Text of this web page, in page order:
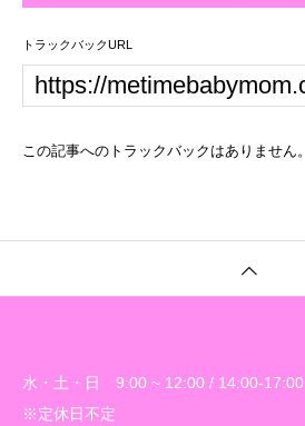
トラックバックURL
この記事へのトラックバックはありません。
水・土・日 9:00 ~ 12:00 / 14:00-17:00
※定休日不定